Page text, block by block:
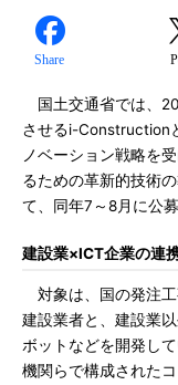
Share
国土交通省では、
させるi-Construction
ノベーション戦略を
るための革新的技術
て、同年7～8月に公募
建設業×ICT企業の連
対象は、国の発注
建設業者と、建設業
ボットなどを開発し
機関らで構成された